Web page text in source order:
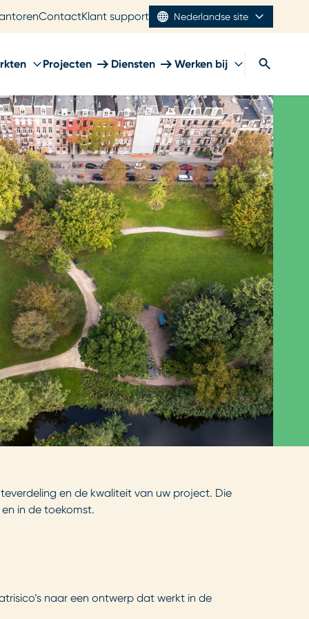
ContactKlant support Nederlandse site
Projecten Diensten Werken bij
en de kwaliteit van uw project. Die
in de toekomst.
naar een ontwerp dat werkt in de